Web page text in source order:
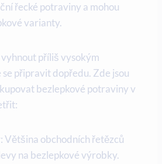
řecké potraviny a mohou
varianty.
příliš vysokým
připravit dopředu. Zde jsou
bezlepkové potraviny v
Většina obchodních řetězců
na bezlepkové výrobky.